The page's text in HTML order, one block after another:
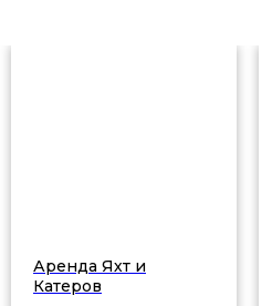
Аренда Яхт и
Катеров